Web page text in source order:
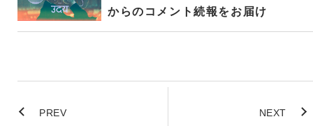
からのコメント続報をお届け
PREV NEXT